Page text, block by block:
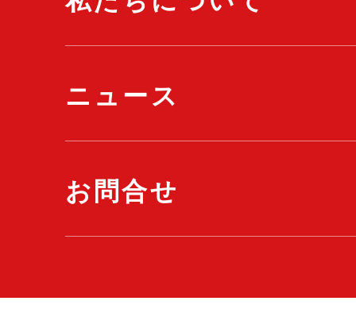
ニュース
お問合せ